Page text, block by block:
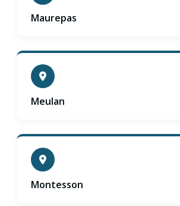
Maurepas
Meulan
Montesson